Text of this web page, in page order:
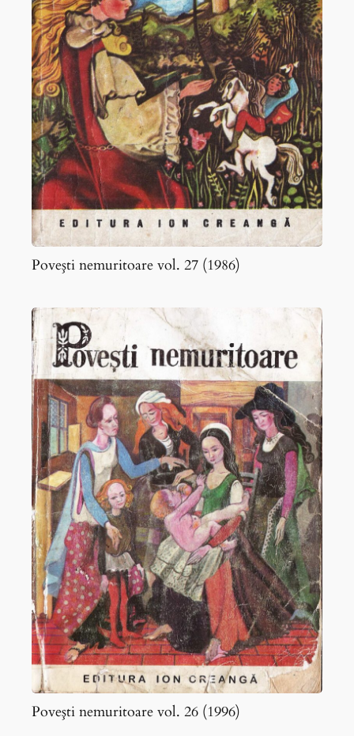
Poveşti nemuritoare vol. 27 (1986)
Poveşti
nemuritoare
vol.
26
(1996)
Poveşti nemuritoare vol. 26 (1996)